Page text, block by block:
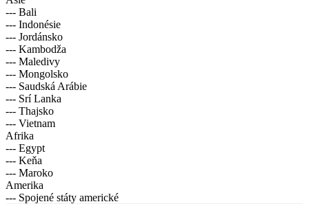
--- Bali
--- Indonésie
--- Jordánsko
--- Kambodža
--- Maledivy
--- Mongolsko
--- Saudská Arábie
--- Srí Lanka
--- Thajsko
--- Vietnam
Afrika
--- Egypt
--- Keňa
--- Maroko
Amerika
--- Spojené státy americké